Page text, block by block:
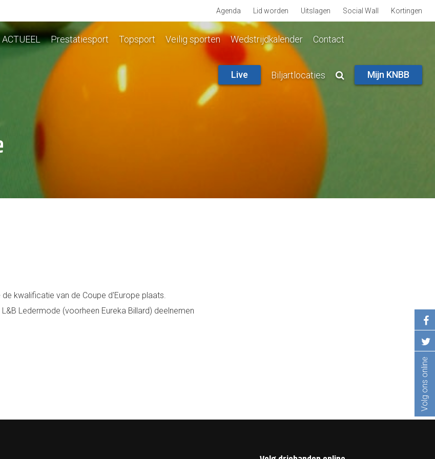
Agenda Lid worden Uitslagen Social Wall Kortingen
ACTUEEL Prestatiesport Topsport Veilig sporten Wedstrijdkalender Contact
Live Biljartlocaties Mijn KNBB
kwalificatie van de Coupe d'Europe plaats.
Ledermode (voorheen Eureka Billard) deelnemen
Volg ons online